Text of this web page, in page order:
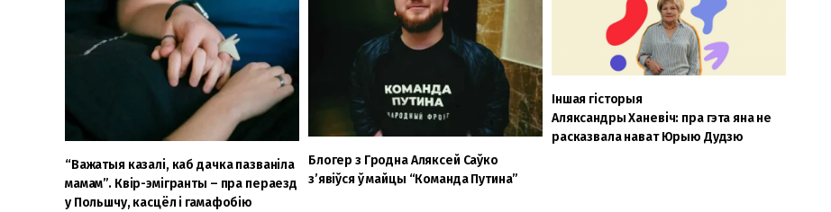
“Важатыя казалі, каб дачка пазваніла
мамам”. Квір-эмігранты – пра пераезд
у Польшчу, касцёл і гамафобію
Блогер з Гродна Аляксей Саўко
з’явіўся ў майцы “Команда Путина”
Іншая гісторыя
Аляксандры Ханевіч: пра гэта яна не
расказвала нават Юрыю Дудзю